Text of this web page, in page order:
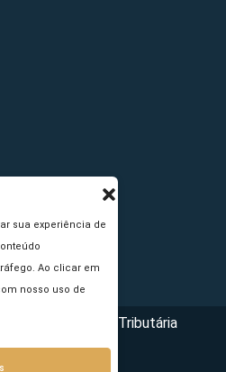
sua experiência de
Ao clicar em
nosso uso de
da Reforma Tributária